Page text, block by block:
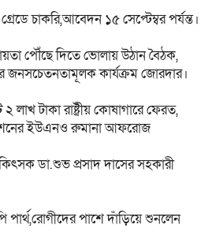
চাকরি,আবেদন ১৫ সেপ্টেম্বর পর্যন্ত।
পৌঁছে দিতে ভোলায় উঠান বৈঠক,
জনসচেতনতামূলক কার্যক্রম জোরদার।
টাকা রাষ্ট্রীয় কোষাগারে ফেরত,
ইউএনও রুমানা আফরোজ
ডা.শুভ প্রসাদ দাসের সহকারী
পাশে দাঁড়িয়ে শুনলেন